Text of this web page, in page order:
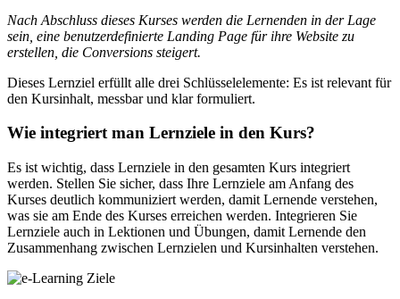
Nach Abschluss dieses Kurses werden die Lernenden in der Lage
sein, eine benutzerdefinierte Landing Page für ihre Website zu
erstellen, die Conversions steigert.
Dieses Lernziel erfüllt alle drei Schlüsselelemente: Es ist relevant für
den Kursinhalt, messbar und klar formuliert.
Wie integriert man Lernziele in den Kurs?
Es ist wichtig, dass Lernziele in den gesamten Kurs integriert
werden. Stellen Sie sicher, dass Ihre Lernziele am Anfang des
Kurses deutlich kommuniziert werden, damit Lernende verstehen,
was sie am Ende des Kurses erreichen werden. Integrieren Sie
Lernziele auch in Lektionen und Übungen, damit Lernende den
Zusammenhang zwischen Lernzielen und Kursinhalten verstehen.